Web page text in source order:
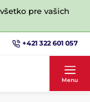
pre vašich
+421 322 601 057
Menu